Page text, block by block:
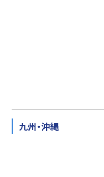
九州・沖縄